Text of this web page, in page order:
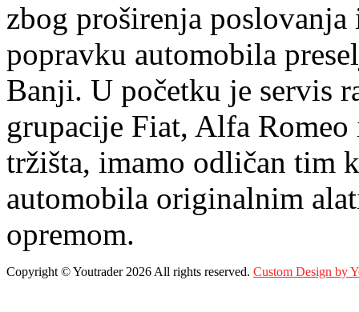
zbog proširenja poslovanja
popravku automobila
Banji. U početku je servis
grupacije Fiat, Alfa
tržišta, imamo odličan tim
automobila originalnim
opremom.
Copyright ©Youtrader2026 All rights reserved. Custom Design by